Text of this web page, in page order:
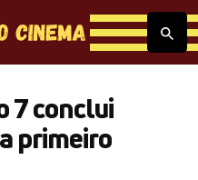
7 conclui
primeiro